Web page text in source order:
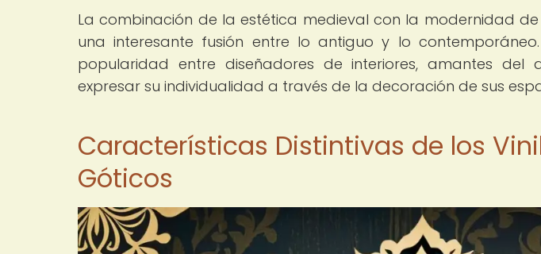
La combinación de la estética medieval con la modernidad
una interesante fusión entre lo antiguo y lo
popularidad entre diseñadores de interiores, amantes
expresar su individualidad a través de la decoración de sus
Características Distintivas de los
Góticos